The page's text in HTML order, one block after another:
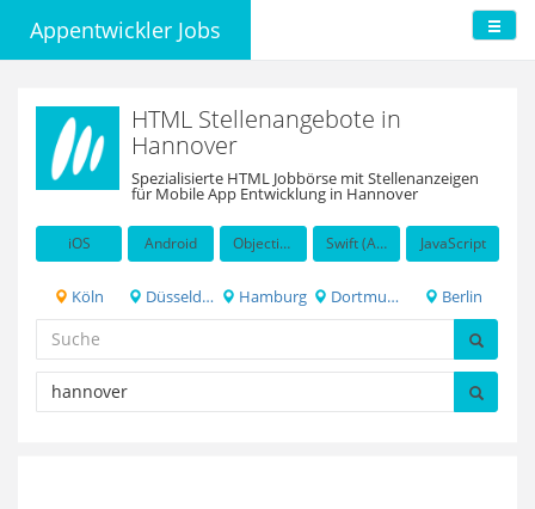
Appentwickler Jobs
HTML Stellenangebote in
Hannover
Spezialisierte HTML Jobbörse mit Stellenanzeigen
für Mobile App Entwicklung in Hannover
iOS Android Objective-C Swift (Apple programming language) JavaScript
Köln Düsseldorf Hamburg Dortmund Berlin